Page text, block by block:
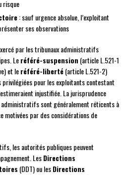
risque
: sauf urgence absolue, l’exploitant
ses observations
par les tribunaux administratifs
Leréféré-suspension (article L.521-1
et leréféré-liberté(article L.521-2)
pour les exploitants contestant
injustifiée. La jurisprudence
sont généralement réticents à
motivées par des considérations de
les autorités publiques peuvent
LesDirections
(DDT) ou lesDirections